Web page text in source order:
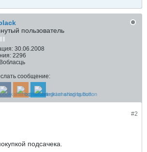
пользователь
30.06.2008
2296
Вобласць
сообщение:
#2
подсачека.